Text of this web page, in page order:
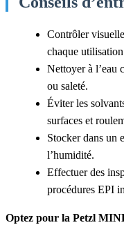
Contrôler
chaque
Nettoyer à l’eau
ou saleté.
Éviter les
surfaces et
Stocker dans un
l’humidité.
Effectuer des
procédures EPI
Optez pour la Petzl